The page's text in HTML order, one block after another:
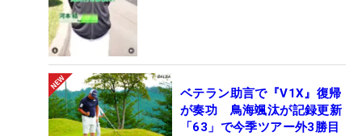
ベテラン助言で『V1X』復帰
が奏功 鳥海颯汰が記録更新
「63」で今季ツアー外3勝目